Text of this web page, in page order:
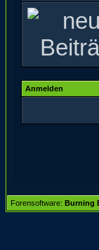
Anmelden
Forensoftware: Burning